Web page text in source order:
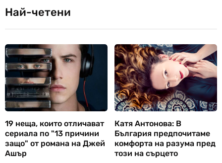
Най-четени
19 неща, които отличават
сериала по "13 причини
защо" от романа на Джей
Ашър
Катя Антонова: В
България предпочитаме
комфорта на разума пред
този на сърцето